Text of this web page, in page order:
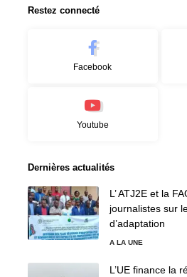
Restez connecté
Facebook
Youtube
Dernières actualités
L’ ATJ2E et la
journalistes sur
d’adaptation
A LA UNE
L’UE finance la